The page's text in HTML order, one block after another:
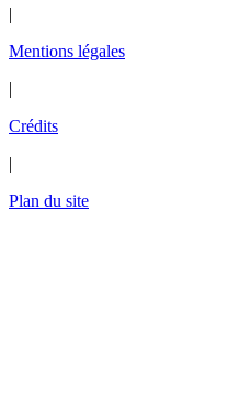
|
Mentions légales
|
Crédits
|
Plan du site